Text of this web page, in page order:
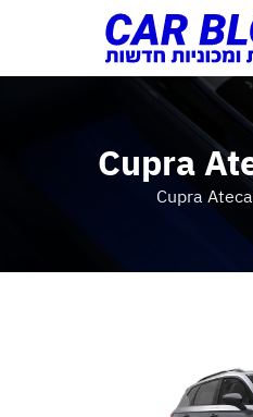
Cupra Ateca